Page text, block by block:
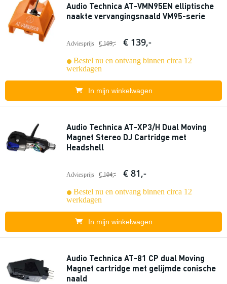
Audio Technica AT-VMN95EN elliptische
naakte vervangingsnaald VM95-serie
Adviesprijs € 169,- € 139,-
Bestel nu en ontvang binnen circa 12
werkdagen
In mijn winkelwagen
Audio Technica AT-XP3/H Dual Moving
Magnet Stereo DJ Cartridge met
Headshell
Adviesprijs € 104,- € 81,-
Bestel nu en ontvang binnen circa 12
werkdagen
In mijn winkelwagen
Audio Technica AT-81 CP dual Moving
Magnet cartridge met gelijmde conische
naald